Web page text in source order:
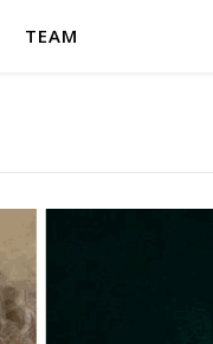
TEAM